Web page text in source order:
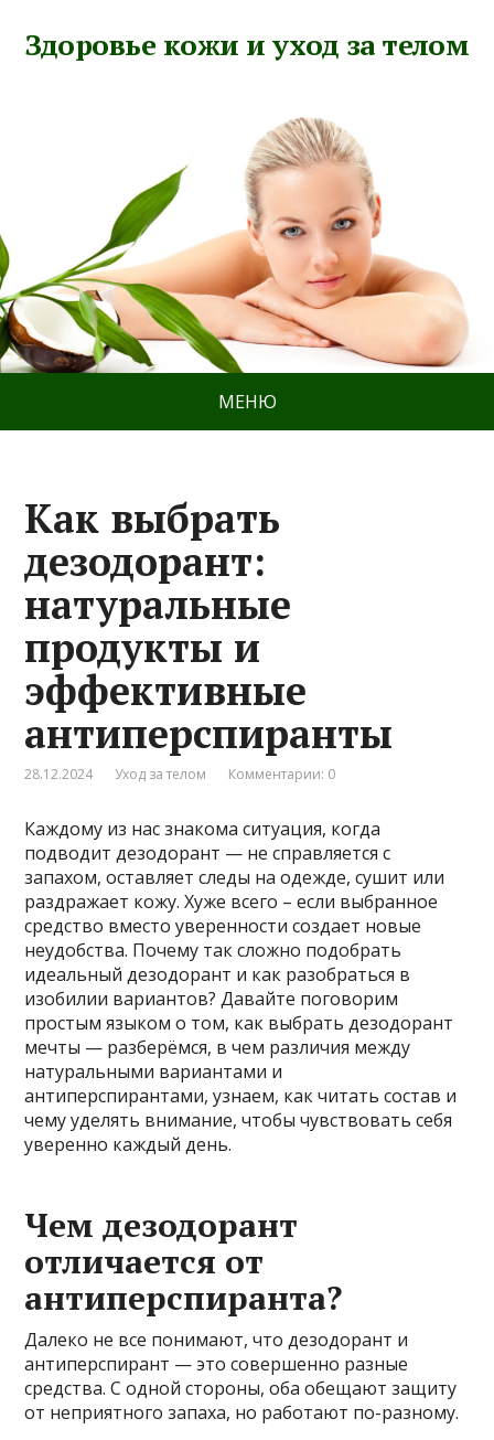
Здоровье кожи и уход за телом
МЕНЮ
Как выбрать
дезодорант:
натуральные
продукты и
эффективные
антиперспиранты
28.12.2024 Уход за телом Комментарии: 0
Каждому из нас знакома ситуация, когда
подводит дезодорант — не справляется с
запахом, оставляет следы на одежде, сушит или
раздражает кожу. Хуже всего – если выбранное
средство вместо уверенности создает новые
неудобства. Почему так сложно подобрать
идеальный дезодорант и как разобраться в
изобилии вариантов? Давайте поговорим
простым языком о том, как выбрать дезодорант
мечты — разберёмся, в чем различия между
натуральными вариантами и
антиперспирантами, узнаем, как читать состав и
чему уделять внимание, чтобы чувствовать себя
уверенно каждый день.
Чем дезодорант
отличается от
антиперспиранта?
Далеко не все понимают, что дезодорант и
антиперспирант — это совершенно разные
средства. С одной стороны, оба обещают защиту
от неприятного запаха, но работают по-разному.